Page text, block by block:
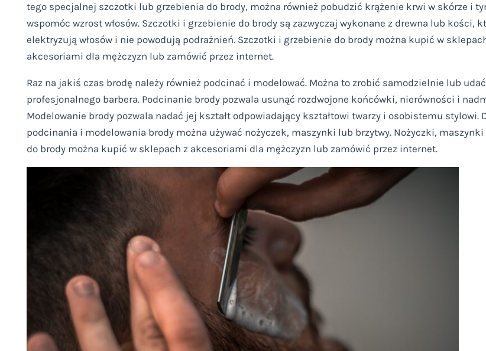
tego specjalnej szczotki lub grzebienia do brody, można również pobudzić krążenie krwi w skórze i
wspomóc wzrost włosów. Szczotki i grzebienie do brody są zazwyczaj wykonane z drewna lub kości,
elektryzują włosów i nie powodują podrażnień. Szczotki i grzebienie do brody można kupić w
akcesoriami dla mężczyzn lub zamówić przez internet.
Raz na jakiś czas brodę należy również podcinać i modelować. Można to zrobić samodzielnie lub
profesjonalnego barbera. Podcinanie brody pozwala usunąć rozdwojone końcówki, nierówności i
Modelowanie brody pozwala nadać jej kształt odpowiadający kształtowi twarzy i osobistemu stylowi.
podcinania i modelowania brody można używać nożyczek, maszynki lub brzytwy. Nożyczki,
do brody można kupić w sklepach z akcesoriami dla mężczyzn lub zamówić przez internet.